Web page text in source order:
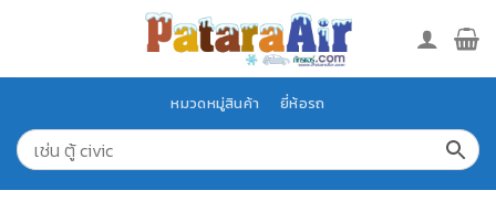
หมวดหมู่สินค้า ยี่ห้อรถ